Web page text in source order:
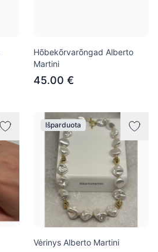
Hõbekõrvarõngad Alberto
Martini
45.00 €
Išparduota
Vėrinys Alberto Martini